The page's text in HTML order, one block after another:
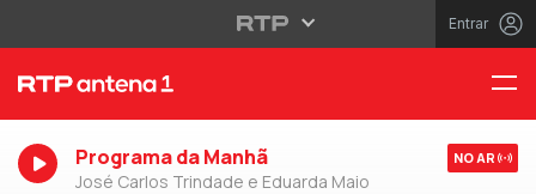
Entrar
Programa da Manhã
José Carlos Trindade e Eduarda Maio
NO AR